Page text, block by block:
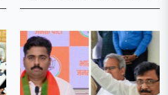
आणि कायदा नेमकं काय सांगतो?